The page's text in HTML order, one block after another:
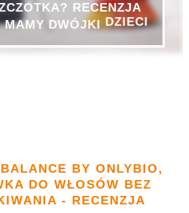
RECENZJA
MAMY DWÓJKI DZIECI
BY ONLYBIO,
DO WŁOSÓW BEZ
- RECENZJA